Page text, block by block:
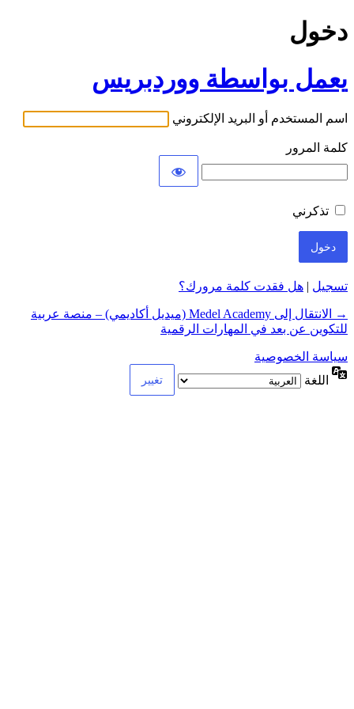
دخول
يعمل بواسطة ووردبريس
اسم المستخدم أو البريد الإلكتروني
كلمة المرور
تذكرني
تسجيل | هل فقدت كلمة مرورك؟
→ الانتقال إلى Medel Academy (ميديل أكاديمي) – منصة عربية
للتكوين عن بعد في المهارات الرقمية
سياسة الخصوصية
اللغة